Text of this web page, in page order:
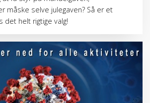
måske selve julegaven? Så er et
det helt rigtige valg!